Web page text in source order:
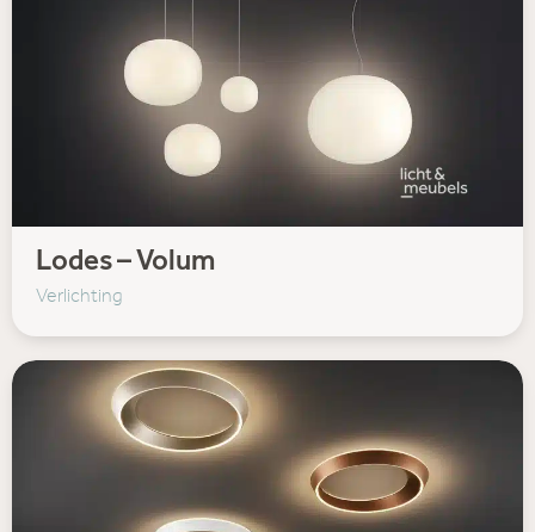
Lodes – Volum
Verlichting